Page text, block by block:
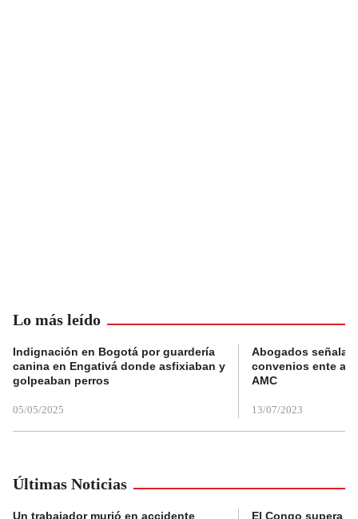
Lo más leído
Indignación en Bogotá por guardería
canina en Engativá donde asfixiaban y
golpeaban perros
05/05/2025
Abogados
convenios ente
AMC
13/07/2023
Últimas Noticias
Un trabajador murió en accidente
El Congo supera